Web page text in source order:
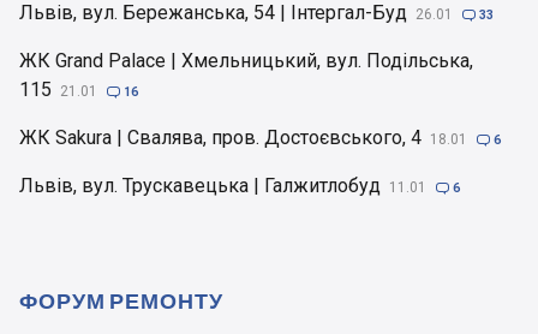
Львів, вул. Бережанська, 54 | Інтергал-Буд 26.01  33
ЖК Grand Palace | Хмельницький, вул. Подільська,
115
21.01  16
ЖК Sakura | Свалява, пров. Достоєвського, 4 18.01  6
Львів, вул. Трускавецька | Галжитлобуд 11.01  6
ФОРУМ РЕМОНТУ